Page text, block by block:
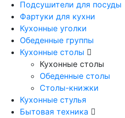
Подсушители для посуды
Фартуки для кухни
Кухонные уголки
Обеденные группы
Кухонные столы
Кухонные столы
Обеденные столы
Столы-книжки
Кухонные стулья
Бытовая техника